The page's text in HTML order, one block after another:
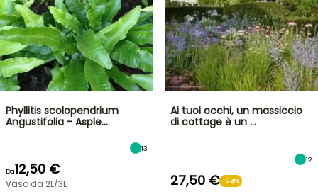
Phyllitis scolopendrium
Angustifolia - Asple…
13
Da12,50 €
Vaso da 2L/3L
Ai tuoi occhi, un massiccio
di cottage è un …
12
27,50 € -24%